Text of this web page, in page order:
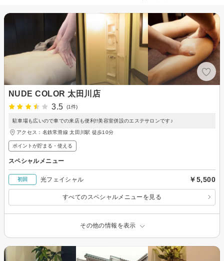
NUDE COLOR 太田川店
3.5
(1件)
駐車場も広いので車での来店も便利!!美容室併設のエステサロンです♪
アクセス：名鉄常滑線 太田川駅 徒歩10分
ポイントが貯まる・使える
スペシャルメニュー
初回 光フェイシャル ￥5,500
すべてのスペシャルメニューを見る
その他の情報を表示